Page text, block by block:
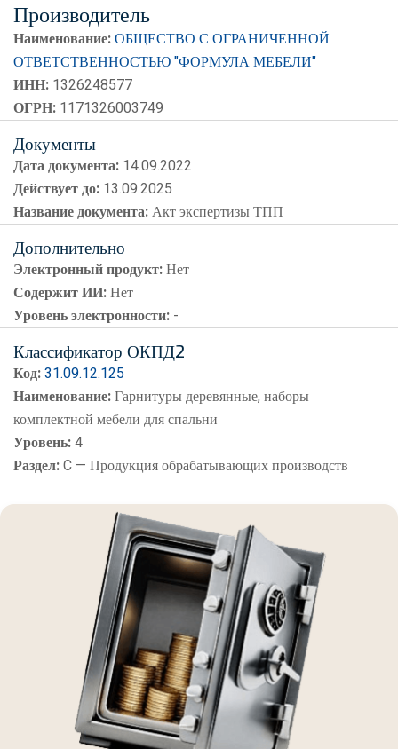
Производитель
Наименование:ОБЩЕСТВО С ОГРАНИЧЕННОЙ
ОТВЕТСТВЕННОСТЬЮ "ФОРМУЛА МЕБЕЛИ"
ИНН: 1326248577
ОГРН: 1171326003749
Документы
Дата документа: 14.09.2022
Действует до: 13.09.2025
Название документа:Акт экспертизы ТПП
Дополнительно
Электронный продукт:Нет
Содержит ИИ:Нет
Уровень электронности: -
Классификатор ОКПД2
Код:31.09.12.125
Наименование:Гарнитуры деревянные, наборы
комплектной мебели для спальни
Уровень:4
Раздел:C — Продукция обрабатывающих производств